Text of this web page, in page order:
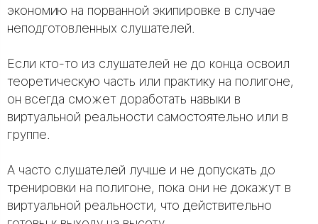
экономию на порванной экипировке в случае
неподготовленных слушателей.
Если кто-то из слушателей не до конца освоил
теоретическую часть или практику на полигоне,
он всегда сможет доработать навыки в
виртуальной реальности самостоятельно или в
группе.
А часто слушателей лучше и не допускать до
тренировки на полигоне, пока они не докажут в
виртуальной реальности, что действительно